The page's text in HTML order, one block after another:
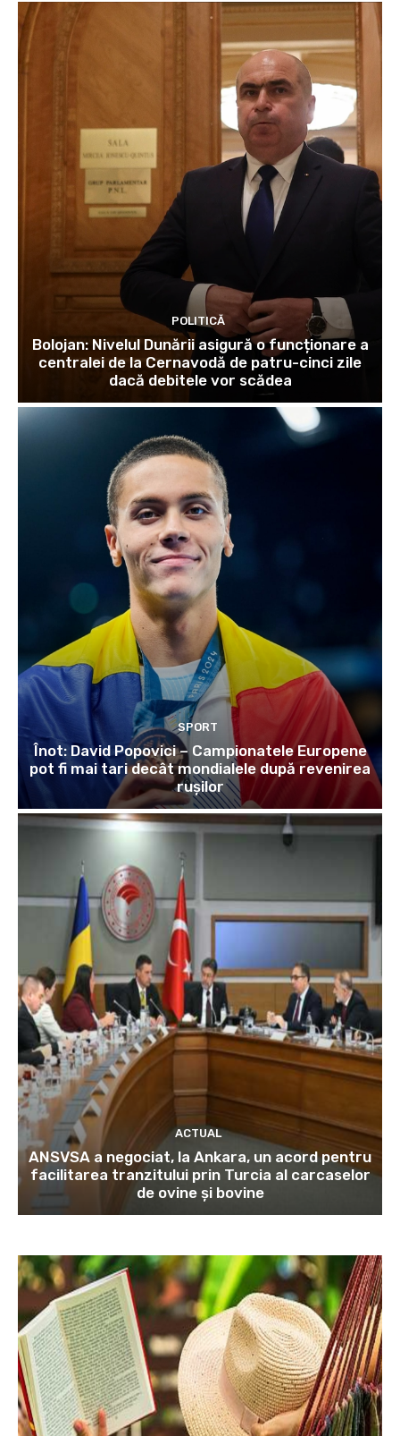
POLITICĂ
Bolojan: Nivelul Dunării asigură o funcționare a
centralei de la Cernavodă de patru-cinci zile
dacă debitele vor scădea
SPORT
Înot: David Popovici – Campionatele Europene
pot fi mai tari decât mondialele după revenirea
rușilor
ACTUAL
ANSVSA a negociat, la Ankara, un acord pentru
facilitarea tranzitului prin Turcia al carcaselor
de ovine și bovine